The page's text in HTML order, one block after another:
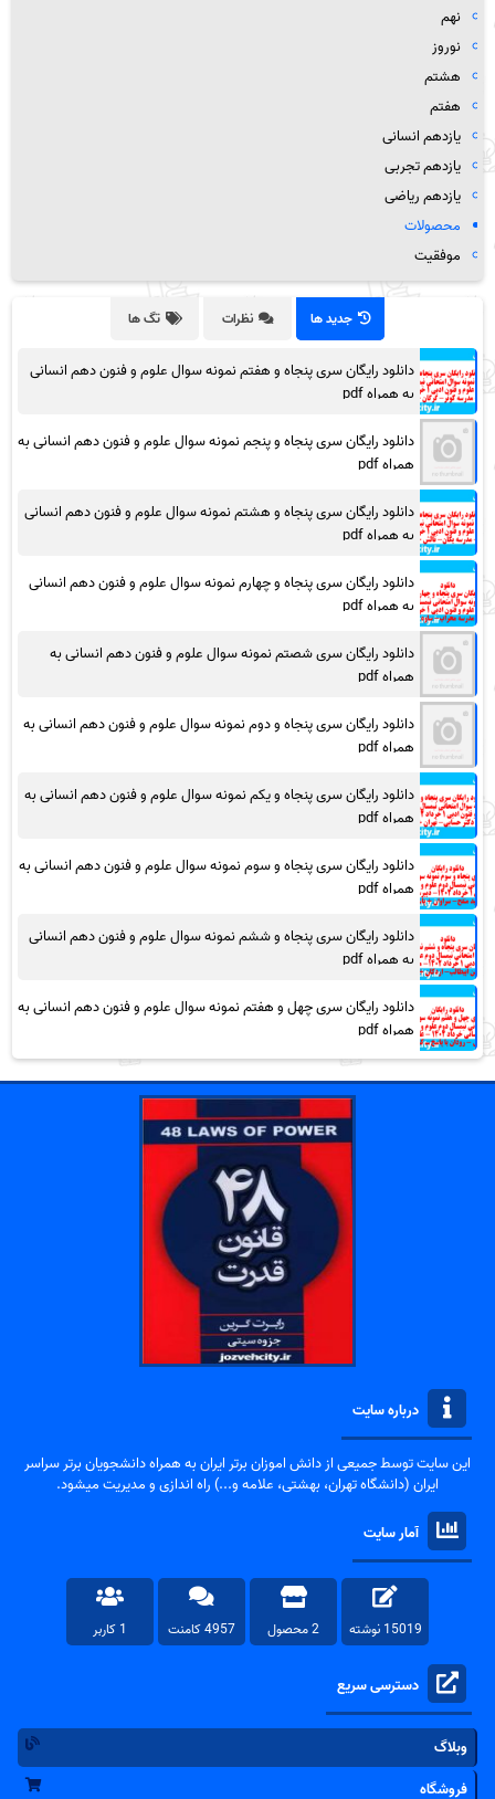
نهم
نوروز
هشتم
هفتم
یازدهم انسانی
یازدهم تجربی
یازدهم ریاضی
محصولات
موفقیت
جدید ها نظرات تگ ها
دانلود رایگان سری پنجاه و هفتم نمونه سوال علوم و فنون دهم انسانی
به همراه pdf
دانلود رایگان سری پنجاه و پنجم نمونه سوال علوم و فنون دهم انسانی به
همراه pdf
دانلود رایگان سری پنجاه و هشتم نمونه سوال علوم و فنون دهم انسانی
به همراه pdf
دانلود رایگان سری پنجاه و چهارم نمونه سوال علوم و فنون دهم انسانی
به همراه pdf
دانلود رایگان سری شصتم نمونه سوال علوم و فنون دهم انسانی به
همراه pdf
دانلود رایگان سری پنجاه و دوم نمونه سوال علوم و فنون دهم انسانی به
همراه pdf
دانلود رایگان سری پنجاه و یکم نمونه سوال علوم و فنون دهم انسانی به
همراه pdf
دانلود رایگان سری پنجاه و سوم نمونه سوال علوم و فنون دهم انسانی به
همراه pdf
دانلود رایگان سری پنجاه و ششم نمونه سوال علوم و فنون دهم انسانی
به همراه pdf
دانلود رایگان سری چهل و هفتم نمونه سوال علوم و فنون دهم انسانی به
همراه pdf
درباره سایت
این سایت توسط جمیعی از دانش اموزان برتر ایران به همراه دانشجویان برتر سراسر
ایران (دانشگاه تهران، بهشتی، علامه و...) راه اندازی و مدیریت میشود.
آمار سایت
15019 نوشته 2 محصول 4957 کامنت 1 کاربر
دسترسی سریع
وبلاگ
فروشگاه